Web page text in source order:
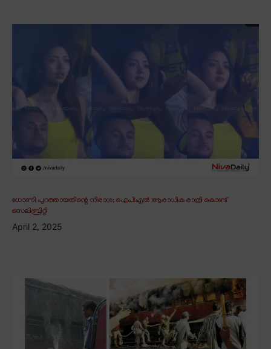
ധോണി പുറത്തായതിന്റെ നിരാശ; ഐപിഎൽ ആരാധിക രാത്രി കൊണ്ട്
സെലിബ്രിറ്റി
April 2, 2025